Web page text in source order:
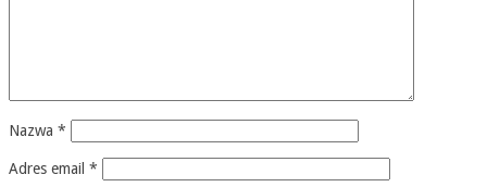
Nazwa *
Adres email *